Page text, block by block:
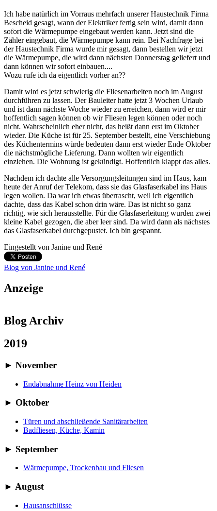
Ich habe natürlich im Vorraus mehrfach unserer Haustechnik Firma
Bescheid gesagt, wann der Elektriker fertig sein wird, damit dann
sofort die Wärmepumpe eingebaut werden kann. Jetzt sind die
Zähler eingebaut, die Wärmepumpe kann rein. Bei Nachfrage bei
der Haustechnik Firma wurde mir gesagt, dann bestellen wir jetzt
die Wärmepumpe, die wird dann nächsten Donnerstag geliefert und
dann können wir sofort einbauen....
Wozu rufe ich da eigentlich vorher an??
Damit wird es jetzt schwierig die Fliesenarbeiten noch im August
durchführen zu lassen. Der Bauleiter hatte jetzt 3 Wochen Urlaub
und ist dann nächste Woche wieder zu erreichen, dann wird er mir
hoffentlich sagen können ob wir Fliesen legen können oder noch
nicht. Wahrscheinlich eher nicht, das heißt dann erst im Oktober
wieder. Die Küche ist für 25. September bestellt, eine Verschiebung
des Küchentermins würde bedeuten dann erst wieder Ende Oktober
die nächstmögliche Lieferung. Dann wollten wir eigentlich
einziehen. Die Wohnung ist gekündigt. Hoffentlich klappt das alles.
Nachdem ich dachte alle Versorgungsleitungen sind im Haus, kam
heute der Anruf der Telekom, dass sie das Glasfaserkabel ins Haus
legen wollen. Da war ich etwas überrascht, weil ich eigentlich
dachte, dass das Kabel schon drin wäre. Das ist nicht so ganz
richtig, wie sich herausstellte. Für die Glasfaserleitung wurden zwei
kleine Kabel gezogen, die aber leer sind. Da wird dann als nächstes
das Glasfaserkabel durchgepustet. Ich bin gespannt.
Eingestellt von Janine und René
Blog von Janine und René
Anzeige
Blog Archiv
2019
► November
Endabnahme Heinz von Heiden
► Oktober
Türen und abschließende Sanitärarbeiten
Badfliesen, Küche, Kamin
► September
Wärmepumpe, Trockenbau und Fliesen
► August
Hausanschlüsse